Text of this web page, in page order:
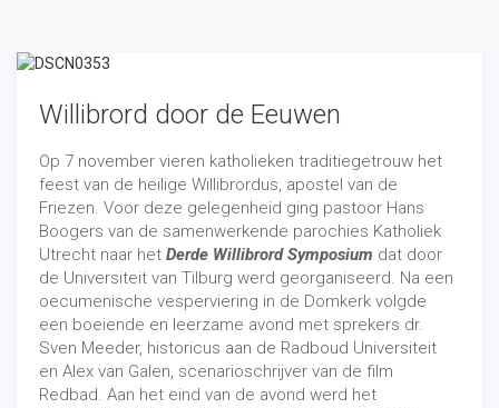
Willibrord door de Eeuwen
Op 7 november vieren katholieken traditiegetrouw het
feest van de heilige Willibrordus, apostel van de
Friezen. Voor deze gelegenheid ging pastoor Hans
Boogers van de samenwerkende parochies Katholiek
Utrecht naar het Derde Willibrord Symposium dat door
de Universiteit van Tilburg werd georganiseerd. Na een
oecumenische vesperviering in de Domkerk volgde
een boeiende en leerzame avond met sprekers dr.
Sven Meeder, historicus aan de Radboud Universiteit
en Alex van Galen, scenarioschrijver van de film
Redbad. Aan het eind van de avond werd het